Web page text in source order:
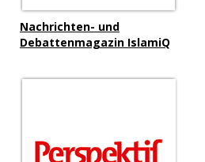
Nachrichten- und
Debattenmagazin IslamiQ